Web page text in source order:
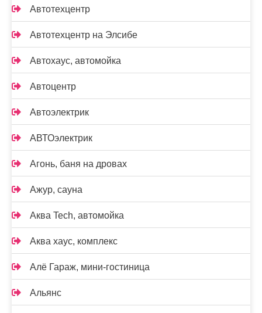
Автотехцентр
Автотехцентр на Элсибе
Автохаус, автомойка
Автоцентр
Автоэлектрик
АВТОэлектрик
Агонь, баня на дровах
Ажур, сауна
Аква Tech, автомойка
Аква хаус, комплекс
Алё Гараж, мини-гостиница
Альянс